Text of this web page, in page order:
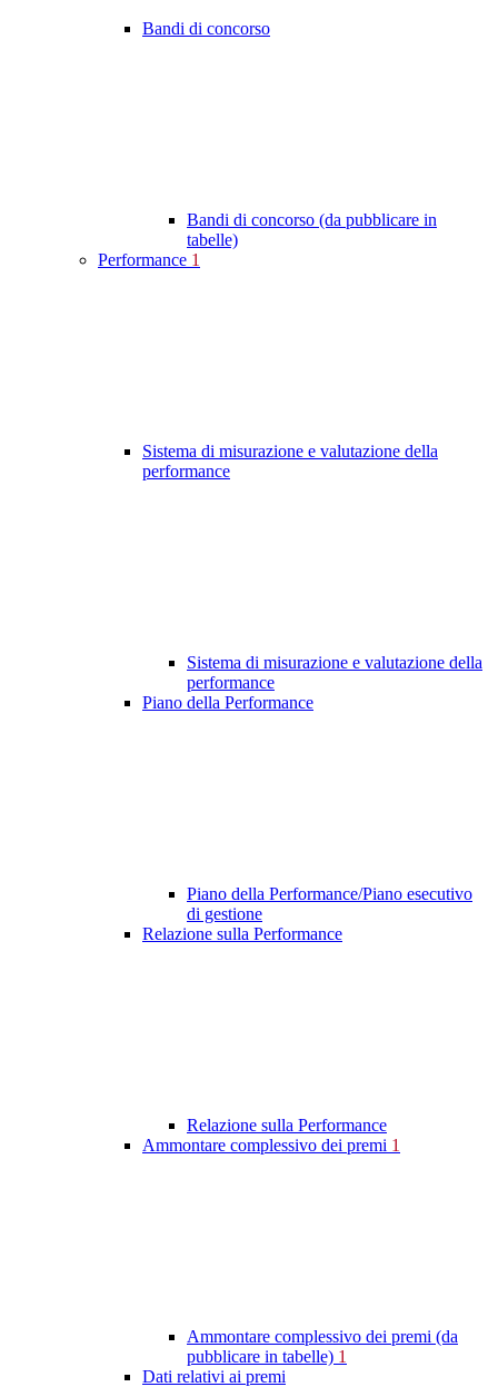
Bandi di concorso
Bandi di concorso (da pubblicare in
tabelle)
Performance 1
Sistema di misurazione e valutazione della
performance
Sistema di misurazione e valutazione della
performance
Piano della Performance
Piano della Performance/Piano esecutivo
di gestione
Relazione sulla Performance
Relazione sulla Performance
Ammontare complessivo dei premi 1
Ammontare complessivo dei premi (da
pubblicare in tabelle) 1
Dati relativi ai premi